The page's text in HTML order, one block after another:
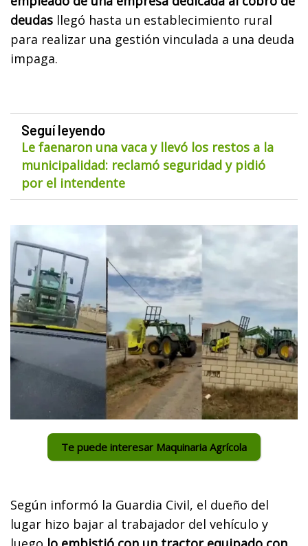
deudas llegó hasta un establecimiento rural
para realizar una gestión vinculada a una deuda
impaga.
Seguí leyendo
Le faenaron una vaca y llevó los restos a la
municipalidad: reclamó seguridad y pidió
por el intendente
Te puede interesar Maquinaria Agrícola
Según informó la Guardia Civil, el dueño del
lugar hizo bajar al trabajador del vehículo y